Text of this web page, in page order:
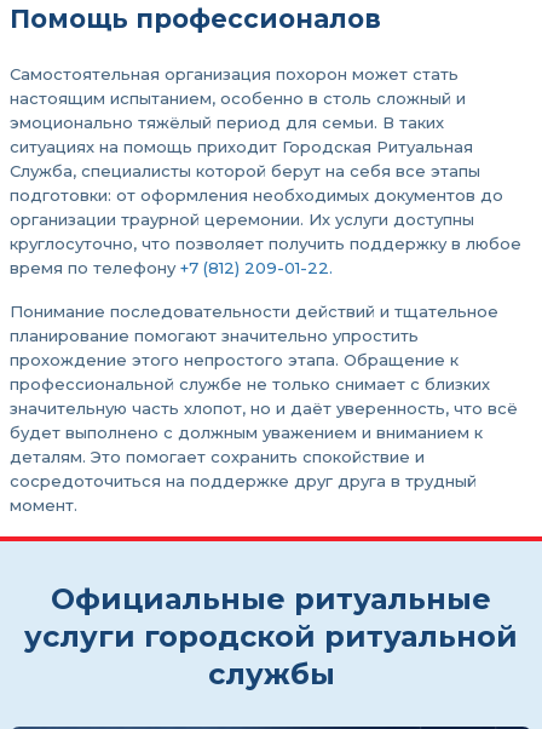
Помощь профессионалов
Самостоятельная организация похорон может стать
настоящим испытанием, особенно в столь сложный и
эмоционально тяжёлый период для семьи. В таких
ситуациях на помощь приходит Городская Ритуальная
Служба, специалисты которой берут на себя все этапы
подготовки: от оформления необходимых документов до
организации траурной церемонии. Их услуги доступны
круглосуточно, что позволяет получить поддержку в любое
время по телефону+7 (812) 209-01-22.
Понимание последовательности действий и тщательное
планирование помогают значительно упростить
прохождение этого непростого этапа. Обращение к
профессиональной службе не только снимает с близких
значительную часть хлопот, но и даёт уверенность, что всё
будет выполнено с должным уважением и вниманием к
деталям. Это помогает сохранить спокойствие и
сосредоточиться на поддержке друг друга в трудный
момент.
Официальные ритуальные
услуги городской ритуальной
службы